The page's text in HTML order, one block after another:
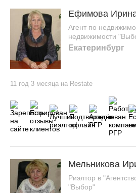
Ефимова
Агент по
недвижимости
Екатеринбург
11 год 3 месяца на Restate
Мельникова
Риэлтор в
"Выбор"